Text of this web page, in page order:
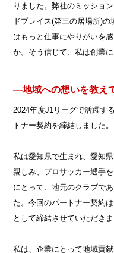
りました。弊社のミッショ
ドプレイス(第三の居場所)
はもっと仕事にやりがいを
か。そう信じて、私は創業に
―地域への想いを教え
2024年度J1リーグで活躍す
トナー契約を締結しました。
私は愛知県で生まれ、愛知
親しみ、プロサッカー選手
にとって、地元のクラブで
た。今回のパートナー契約
として締結させていただきま
私は、企業にとって地域貢